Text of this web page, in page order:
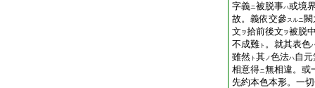
字義ニ被脱事ハ或境
故。義依交參スルニ
文 ヲ拾前後文 ヲ被脱
不成難 ト 。就其表色
雖然 ト 其ノ色法ハ自
相意得ニ無相違。或
先約本色本形。一